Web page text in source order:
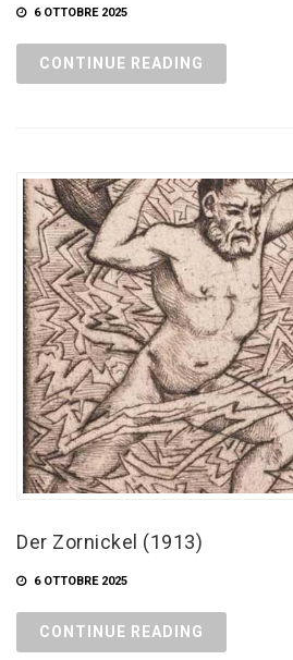
6 OTTOBRE 2025
CONTINUE READING
Der Zornickel (1913)
6 OTTOBRE 2025
CONTINUE READING